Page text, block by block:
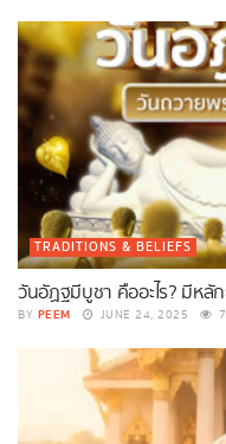
TRADITIONS & BELIEFS
วันอัฏฐมีบูชา คืออะไร? มีหลั
BY PEEM JUNE 24, 2025